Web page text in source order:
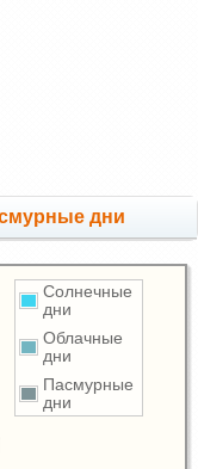
дни
Солнечные
дни
Облачные
дни
Пасмурные
дни